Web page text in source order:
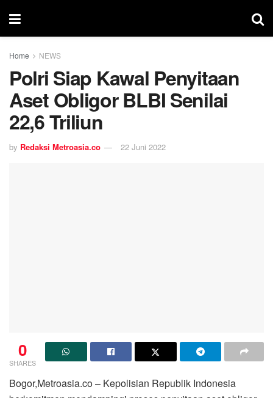
Home NEWS
Polri Siap Kawal Penyitaan
Aset Obligor BLBI Senilai
22,6 Triliun
by Redaksi Metroasia.co 22 Juni 2022
0
SHARES
Bogor,Metroasia.co – Kepolisian Republik Indonesia